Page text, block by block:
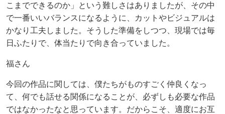
こまでできるのか」という難しさはありましたが、その中
で一番いいバランスになるように、カットやビジュアルは
かなり工夫しました。そうした準備をしつつ、現場では毎
日ふたりで、体当たりで向き合っていました。
福さん
今回の作品に関しては、僕たちがものすごく仲良くなっ
て、何でも話せる関係になることが、必ずしも必要な作品
ではなかったなと思っています。だからこそ、適度にお互